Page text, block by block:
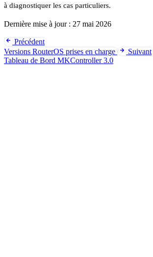
à diagnostiquer les cas particuliers.
Dernière mise à jour : 27 mai 2026
Précédent
Versions RouterOS prises en charge
Suivant
Tableau de Bord MKController 3.0